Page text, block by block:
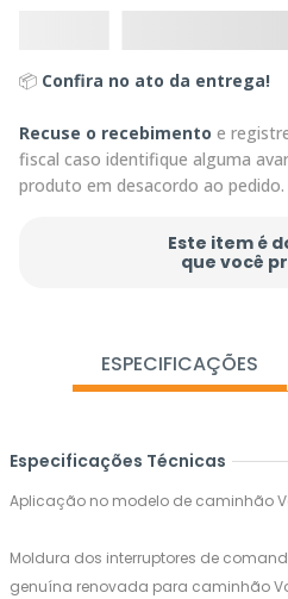
📦 Confira no ato da entrega!
Recuse o recebimento e
fiscal caso identifique alguma
produto em desacordo ao pedido.
Este item é
que você
ESPECIFICAÇÕES
Especificações Técnicas
Aplicação no modelo de caminhão
Moldura dos interruptores de
genuína renovada para caminhão